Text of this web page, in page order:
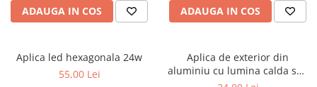
ADAUGA IN COS ADAUGA IN COS
Aplica led hexagonala 24w
55,00 Lei
Aplica de exterior din
aluminiu cu lumina calda sus
jos 3500 K AL-042